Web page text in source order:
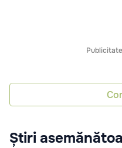
Știri